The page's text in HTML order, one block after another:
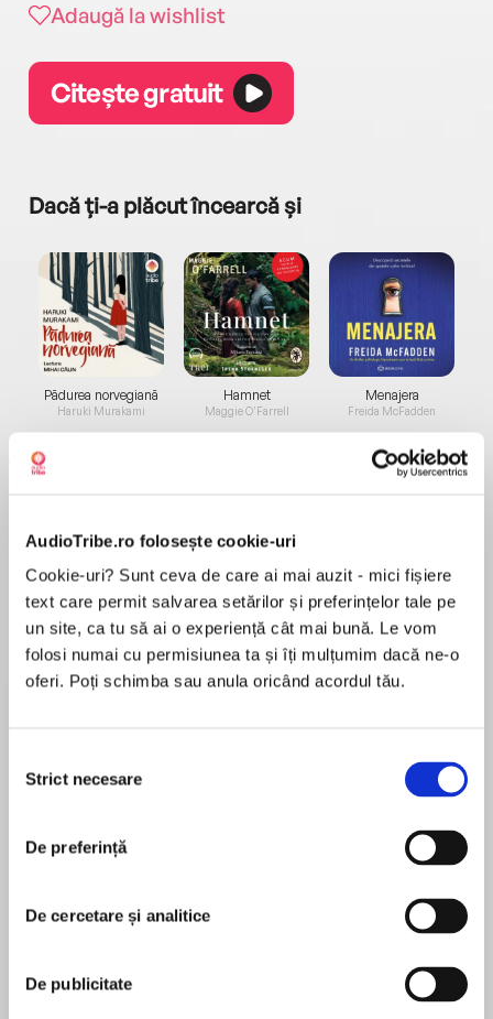
AudioTribe.ro folosește cookie-uri
Cookie-uri? Sunt ceva de care ai mai auzit - mici fișiere
text care permit salvarea setărilor și preferințelor tale pe
un site, ca tu să ai o experiență cât mai bună. Le vom
folosi numai cu permisiunea ta și îți mulțumim dacă ne-o
oferi. Poți schimba sau anula oricând acordul tău.
consimțământului
Strict necesare
De preferință
De cercetare și analitice
De publicitate
Adaugă la wishlist
Citește gratuit
Dacă ți-a plăcut încearcă și
Pădurea norvegiană
Haruki Murakami
Elita de Argint (Elita
de...
Dani Francis
Hamnet
Maggie O'Farrell
Diavolul se îmbracă de
la...
Lauren Weisberger
Menajera
Freida McFadden
Migdală
Sohn Won-pyung
„Oricine a citit acea perlă din coroana
întoarcere, adică Ofrandele Corneliei Pillat, a
rămas captivat întâi de toate de personajul
Filipescu, tatăl autoarei, orfanul plecat din
București, apoi proprietar al unui magazin de
încălțăminte de lux în pasajul Jean Villacrosse
MAI MULT
În acest moment nu există recenzii